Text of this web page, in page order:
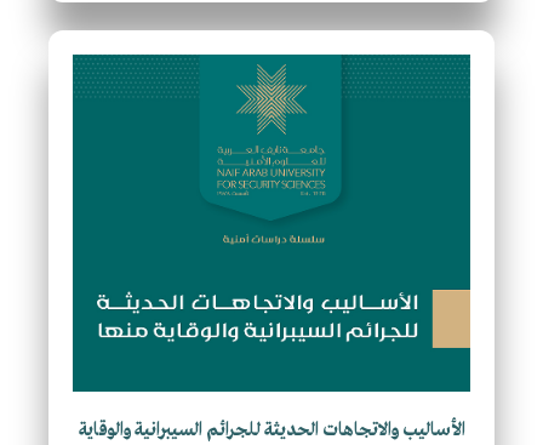
الأساليب والاتجاهات الحديثة للجرائم السيبرانية والوقاية